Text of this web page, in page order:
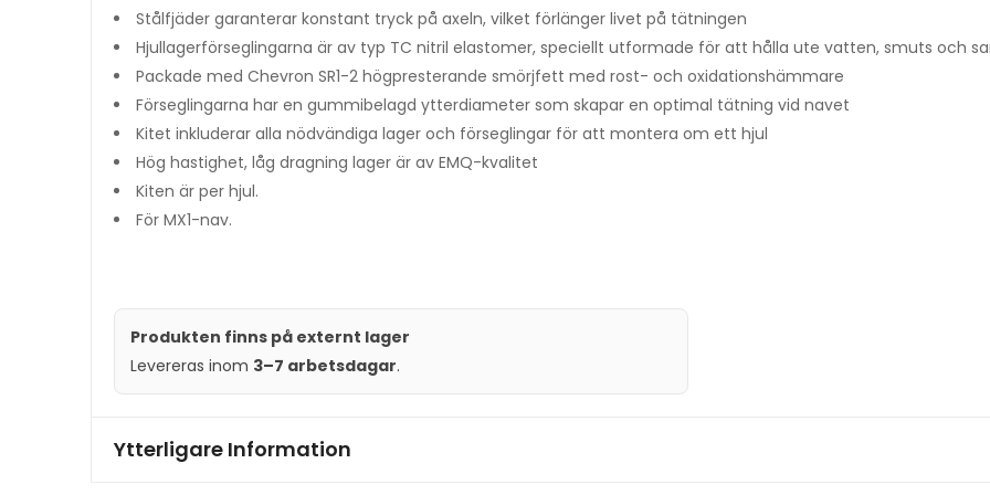
Stålfjäder garanterar konstant tryck på axeln, vilket förlänger livet på tätningen
Hjullagerförseglingarna är av typ TC nitril elastomer, speciellt utformade för att hålla ute vatten, smuts och
Packade med Chevron SR1-2 högpresterande smörjfett med rost- och oxidationshämmare
Förseglingarna har en gummibelagd ytterdiameter som skapar en optimal tätning vid navet
Kitet inkluderar alla nödvändiga lager och förseglingar för att montera om ett hjul
Hög hastighet, låg dragning lager är av EMQ-kvalitet
Kiten är per hjul.
För MX1-nav.
Produkten finns på externt lager
Levereras inom 3–7 arbetsdagar.
Ytterligare Information